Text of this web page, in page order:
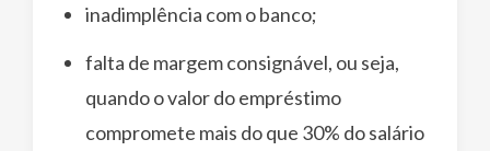
inadimplência com o banco;
falta de margem consignável, ou seja,
quando o valor do empréstimo
compromete mais do que 30% do salário